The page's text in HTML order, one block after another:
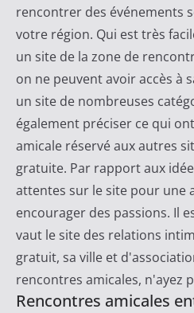
rencontrer des événements
votre région. Qui est très
un site de la zone de
on ne peuvent avoir accès à
un site de nombreuses
également préciser ce qui
amicale réservé aux autres
gratuite. Par rapport aux
attentes sur le site pour une
encourager des passions. Il
vaut le site des relations
gratuit, sa ville et
rencontres amicales, n'ayez
Rencontres amicales